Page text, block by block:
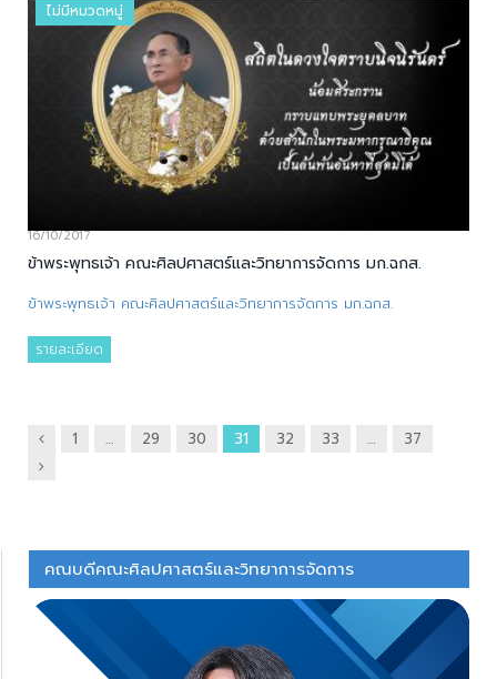
ไม่มีหมวดหมู่
16/10/2017
ข้าพระพุทธเจ้า คณะศิลปศาสตร์และวิทยาการจัดการ มก.ฉกส.
ข้าพระพุทธเจ้า คณะศิลปศาสตร์และวิทยาการจัดการ มก.ฉกส.
รายละเอียด
ก่อน
1 … 29 30 31 32 33 …
37
ถัด
คณบดีคณะศิลปศาสตร์และวิทยาการจัดการ